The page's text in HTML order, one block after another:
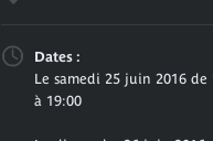
Dates :
Le samedi 25 juin 2016 de
à 19:00